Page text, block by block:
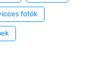
fotók